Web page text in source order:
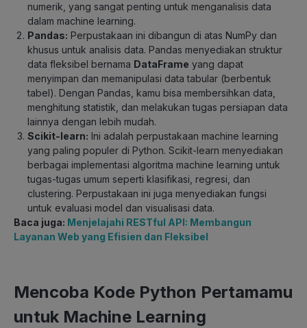
numerik, yang sangat penting untuk menganalisis data
dalam machine learning.
Pandas: Perpustakaan ini dibangun di atas NumPy dan
khusus untuk analisis data. Pandas menyediakan struktur
data fleksibel bernama DataFrame yang dapat
menyimpan dan memanipulasi data tabular (berbentuk
tabel). Dengan Pandas, kamu bisa membersihkan data,
menghitung statistik, dan melakukan tugas persiapan data
lainnya dengan lebih mudah.
Scikit-learn: Ini adalah perpustakaan machine learning
yang paling populer di Python. Scikit-learn menyediakan
berbagai implementasi algoritma machine learning untuk
tugas-tugas umum seperti klasifikasi, regresi, dan
clustering. Perpustakaan ini juga menyediakan fungsi
untuk evaluasi model dan visualisasi data.
Baca juga: Menjelajahi RESTful API: Membangun
Layanan Web yang Efisien dan Fleksibel
Mencoba Kode Python Pertamamu
untuk Machine Learning